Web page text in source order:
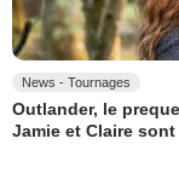
News - Tournages
Outlander, le
Jamie et Claire